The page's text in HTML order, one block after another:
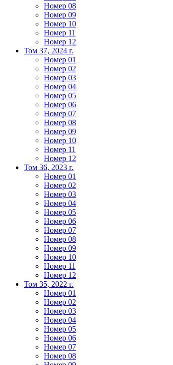
Номер 08
Номер 09
Номер 10
Номер 11
Номер 12
Том 37, 2024 г.
Номер 01
Номер 02
Номер 03
Номер 04
Номер 05
Номер 06
Номер 07
Номер 08
Номер 09
Номер 10
Номер 11
Номер 12
Том 36, 2023 г.
Номер 01
Номер 02
Номер 03
Номер 04
Номер 05
Номер 06
Номер 07
Номер 08
Номер 09
Номер 10
Номер 11
Номер 12
Том 35, 2022 г.
Номер 01
Номер 02
Номер 03
Номер 04
Номер 05
Номер 06
Номер 07
Номер 08